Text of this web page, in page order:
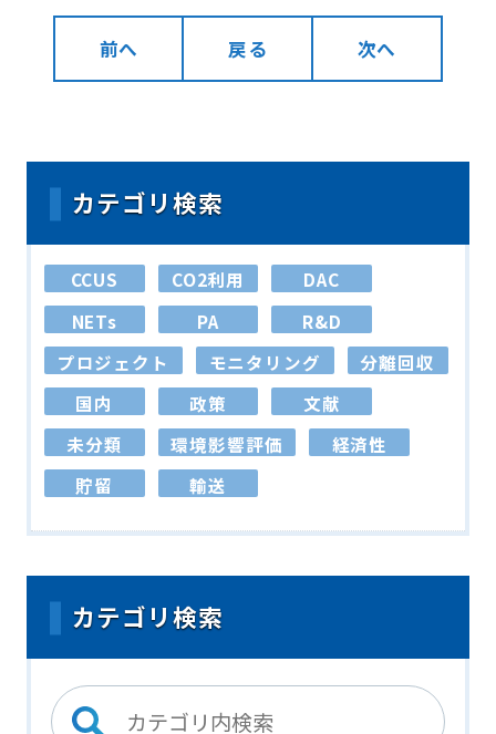
前へ 戻る 次へ
カテゴリ検索
CCUS CO2利用
DAC
NETs
PA
R&D
プロジェクト
モニタリング
分離回収
国内
政策
文献
未分類
環境影響評価
経済性
貯留
輸送
カテゴリ検索